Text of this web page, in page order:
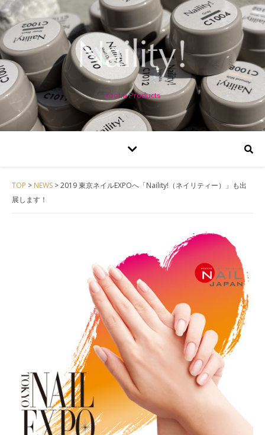
Rootia Products
TOP > NEWS >2019 東京ネイルEXPOへ「Naility!（ネイリティー）」も出
展します！